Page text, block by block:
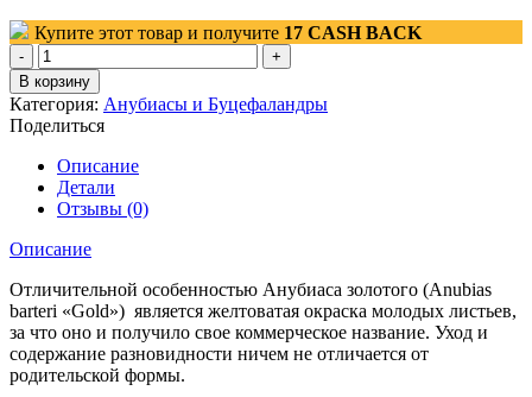
Купите этот товар и получите 17 CASH BACK
Количество
товара
Анубиас
голд
(Anubias
barteri
«Gold»)
корневище
5
В корзину
Категория: Анубиасы и Буцефаландры
Поделиться
Описание
Детали
Отзывы (0)
Описание
Отличительной особенностью Анубиаса золотого (Anubias
barteri «Gold») является желтоватая окраска молодых листьев,
за что оно и получило свое коммерческое название. Уход и
содержание разновидности ничем не отличается от
родительской формы.